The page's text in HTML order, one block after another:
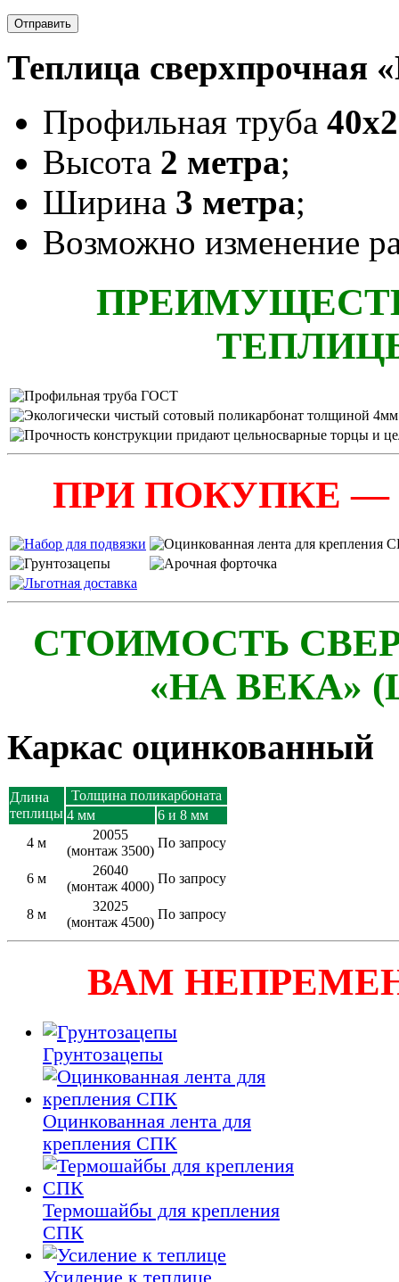
Теплица сверхпрочная
Профильная труба
Высота 2 метра;
Ширина 3 метра;
Возможно изменение
ПРИ ПОКУПКЕ —
СТОИМОСТЬ
«НА ВЕКА»
Каркас оцинкованный
Длина
теплицы
Толщина поликарбоната
4 мм
6 и 8 мм
4 м
20055
(монтаж 3500)
По запросу
6 м
26040
(монтаж 4000)
По запросу
8 м
32025
(монтаж 4500)
По запросу
ВАМ
Грунтозацепы
Оцинкованная лента для
крепления СПК
Термошайбы для крепления
СПК
Усиление к теплице